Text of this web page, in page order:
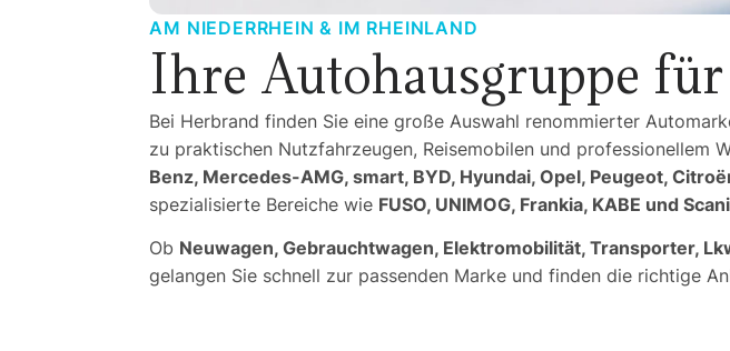
AM NIEDERRHEIN & IM RHEINLAND
Ihre Autohausgruppe
Bei Herbrand finden Sie eine große Auswahl renommierter
zu praktischen Nutzfahrzeugen, Reisemobilen und professionellem
Benz, Mercedes-AMG, smart, BYD, Hyundai, Opel, Peugeot,
spezialisierte Bereiche wie FUSO, UNIMOG, Frankia, KABE und
Ob Neuwagen, Gebrauchtwagen, Elektromobilität, Transporter,
gelangen Sie schnell zur passenden Marke und finden die richtige